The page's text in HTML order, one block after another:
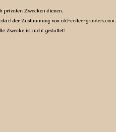
privaten Zwecken dienen.
der Zustimmung von old-coffee-grinders.com.
Zwecke ist nicht gestattet!